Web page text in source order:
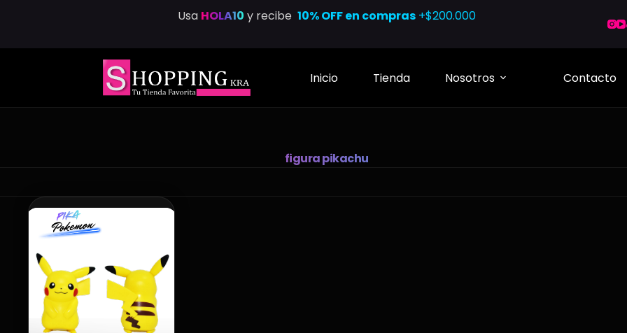
Usa HOLA10 y recibe 10% OFF en compras+$200.000
Inicio Tienda Nosotros Contacto
figura pikachu